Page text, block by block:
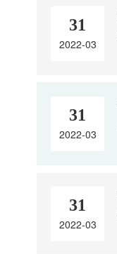
31
2022-03
31
2022-03
31
2022-03